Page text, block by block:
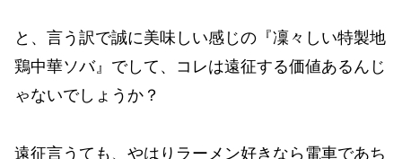
と、言う訳で誠に美味しい感じの『凜々しい特製地
鶏中華ソバ』でして、コレは遠征する価値あるんじ
ゃないでしょうか？
遠征言うても、やはりラーメン好きなら電車であち